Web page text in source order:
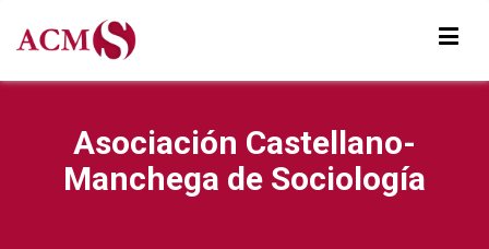
Asociación Castellano-
Manchega de Sociología